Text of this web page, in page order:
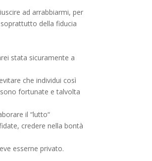
ad arrabbiarmi, per
della fiducia
stata sicuramente a
che individui così
fortunate e talvolta
il “lutto“
credere nella bontà
esserne privato.